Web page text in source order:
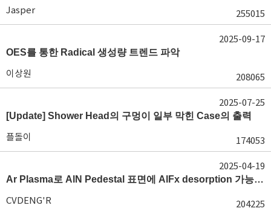
Jasper 255015
OES를 통한 Radical 생성량 트렌드 파악
이상원 208065
2025-09-17
[Update] Shower Head의 구멍이 일부 막힌 Case의 출력
플돌이 174053
2025-07-25
Ar Plasma로 AlN Pedestal 표면에 AlFx desorption 가능 여부가 궁금합니다.
CVDENG'R 204225
2025-04-19